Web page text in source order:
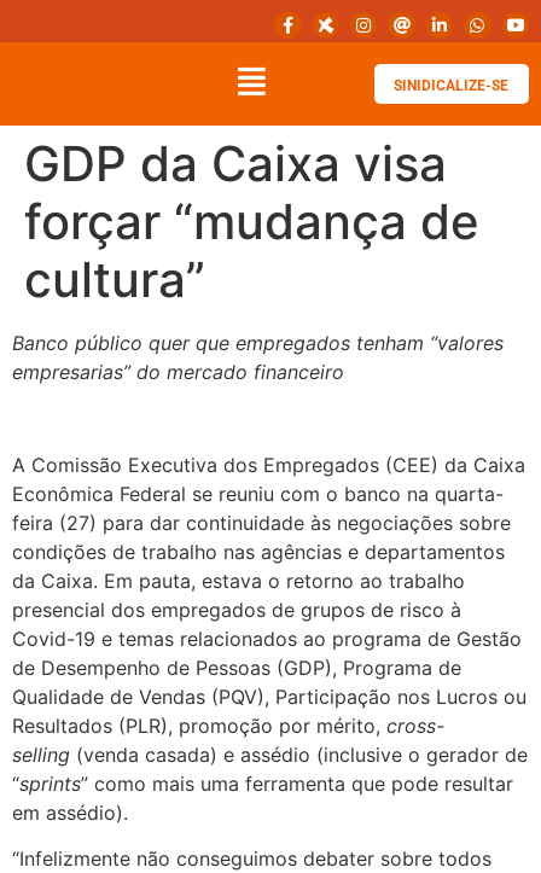
SINIDICALIZE-SE
GDP da Caixa visa
forçar “mudança de
cultura”
Banco público quer que empregados tenham “valores
empresarias” do mercado financeiro
A Comissão Executiva dos Empregados (CEE) da Caixa
Econômica Federal se reuniu com o banco na quarta-
feira (27) para dar continuidade às negociações sobre
condições de trabalho nas agências e departamentos
da Caixa. Em pauta, estava o retorno ao trabalho
presencial dos empregados de grupos de risco à
Covid-19 e temas relacionados ao programa de Gestão
de Desempenho de Pessoas (GDP), Programa de
Qualidade de Vendas (PQV), Participação nos Lucros ou
Resultados (PLR), promoção por mérito, cross-
selling (venda casada) e assédio (inclusive o gerador de
“sprints” como mais uma ferramenta que pode resultar
em assédio).
“Infelizmente não conseguimos debater sobre todos